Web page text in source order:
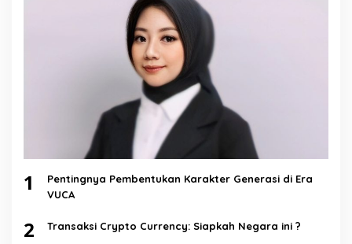
1
Pentingnya Pembentukan Karakter Generasi di Era
VUCA
2 Transaksi Crypto Currency: Siapkah Negara ini ?